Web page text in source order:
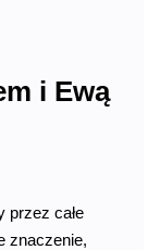
i Ewą
przez całe
znaczenie,